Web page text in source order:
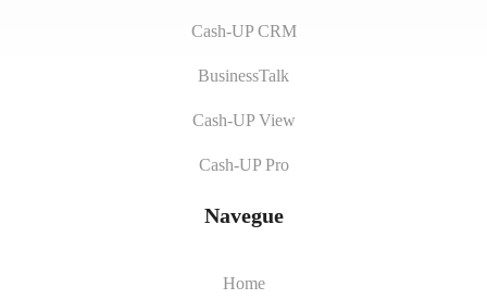
Cash-UP CRM
BusinessTalk
Cash-UP View
Cash-UP Pro
Navegue
Home